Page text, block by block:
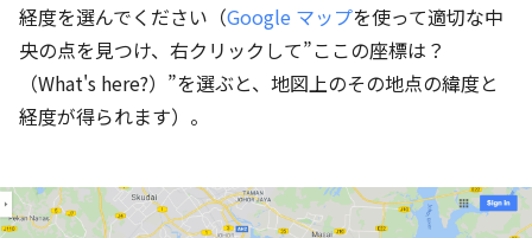
経度を選んでください（Google マップを使って適切な中
央の点を見つけ、右クリックして”ここの座標は？
（What's here?）”を選ぶと、地図上のその地点の緯度と
経度が得られます）。